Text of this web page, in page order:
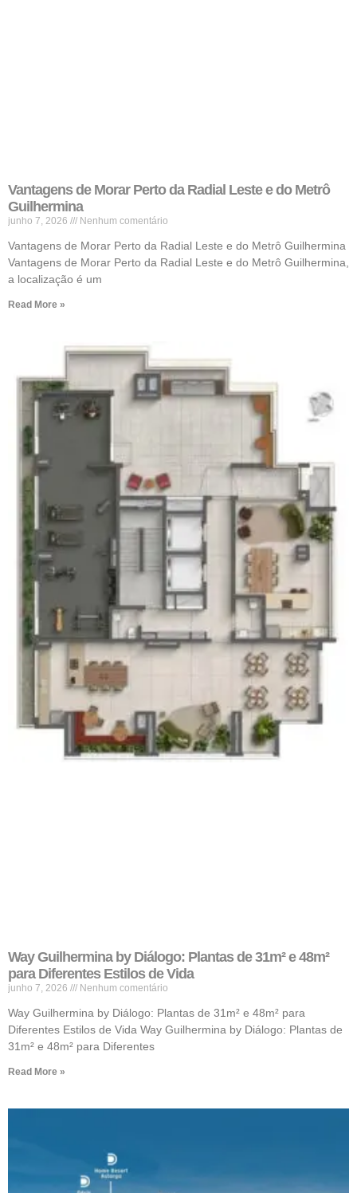
Vantagens de Morar Perto da Radial Leste e do Metrô
Guilhermina
junho 7, 2026 Nenhum comentário
Vantagens de Morar Perto da Radial Leste e do Metrô Guilhermina
Vantagens de Morar Perto da Radial Leste e do Metrô Guilhermina,
a localização é um
Read More »
Way Guilhermina by Diálogo: Plantas de 31m² e 48m²
para Diferentes Estilos de Vida
junho 7, 2026 Nenhum comentário
Way Guilhermina by Diálogo: Plantas de 31m² e 48m² para
Diferentes Estilos de Vida Way Guilhermina by Diálogo: Plantas de
31m² e 48m² para Diferentes
Read More »